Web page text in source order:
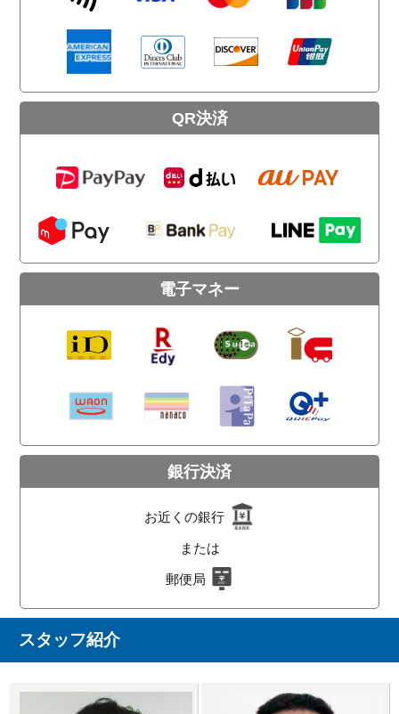
QR決済
電子マネー
銀行決済
お近くの銀行
または
郵便局
スタッフ紹介